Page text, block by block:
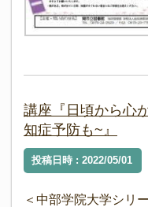
講座『日頃から心
知症予防も~』
投稿日時 : 2022/05/01
＜中部学院大学シリ